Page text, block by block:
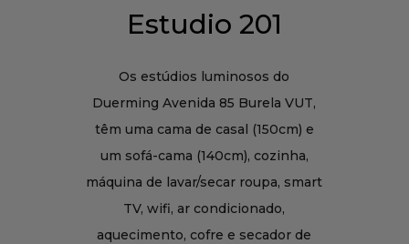
Estudio 201
Os estúdios luminosos do
Duerming Avenida 85 Burela VUT,
têm uma cama de casal (150cm) e
um sofá-cama (140cm), cozinha,
máquina de lavar/secar roupa, smart
TV, wifi, ar condicionado,
aquecimento, cofre e secador de